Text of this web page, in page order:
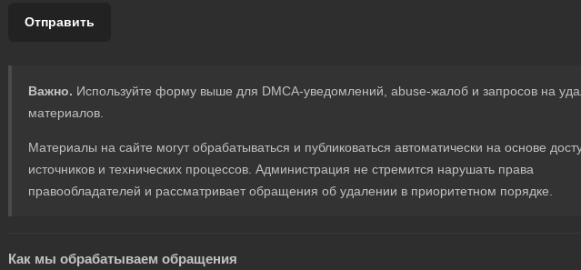
Отправить
Важно. Используйте форму выше для DMCA-уведомлений, abuse-жалоб и запросов на
материалов.
Материалы на сайте могут обрабатываться и публиковаться автоматически на основе
источников и технических процессов. Администрация не стремится нарушать права
правообладателей и рассматривает обращения об удалении в приоритетном порядке.
Как мы обрабатываем обращения